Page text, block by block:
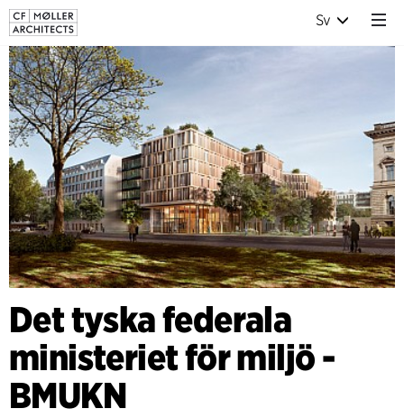
Sv
Det tyska federala
ministeriet för miljö -
BMUKN